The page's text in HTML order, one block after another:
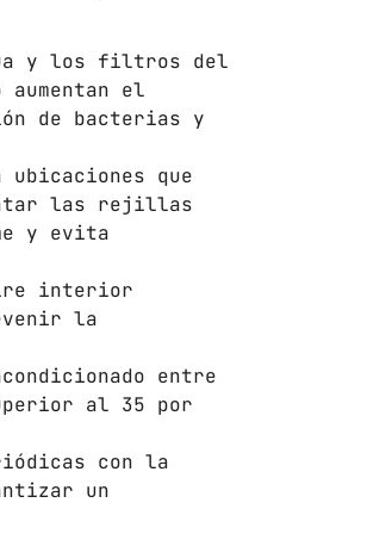
y los filtros del
el
de bacterias y
que
las rejillas
y evita
interior
la
entre
al 35 por
con la
un